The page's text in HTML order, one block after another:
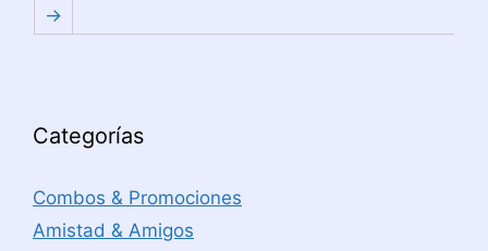
→
Categorías
Combos & Promociones
Amistad & Amigos